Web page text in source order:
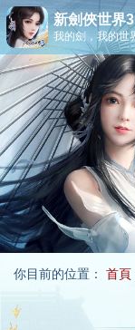
新劍俠世界3
我的劍，我的世
你目前的位置： 首頁